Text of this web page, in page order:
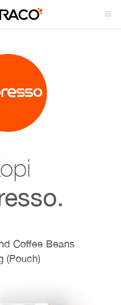
Coffee Beans
(Pouch)